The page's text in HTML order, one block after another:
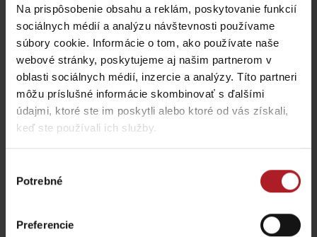
Na prispôsobenie obsahu a reklám, poskytovanie funkcií
sociálnych médií a analýzu návštevnosti používame
súbory cookie. Informácie o tom, ako používate naše
webové stránky, poskytujeme aj našim partnerom v
oblasti sociálnych médií, inzercie a analýzy. Títo partneri
môžu príslušné informácie skombinovať s ďalšími
údajmi, ktoré ste im poskytli alebo ktoré od vás získali,
keď ste používali ich služby.
súhlasu
Potrebné
Preferencie
Táto stránka je chránená testom reCAPTCHA a spoločnosťou
Google.Ochrana súkromia-Zmluvné podmienky
Nezabudnite si prečítať aj ďalšie články
musíte na Liptove
Chládok na Liptove